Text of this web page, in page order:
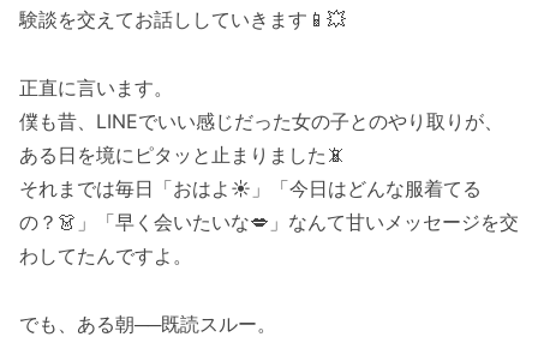
験談を交えてお話ししていきます📱💥
正直に言います。
僕も昔、LINEでいい感じだった女の子とのやり取りが、
ある日を境にピタッと止まりました📵
それまでは毎日「おはよ☀️」「今日はどんな服着てる
の？👗」「早く会いたいな💋」なんて甘いメッセージを交
わしてたんですよ。
でも、ある朝──既読スルー。